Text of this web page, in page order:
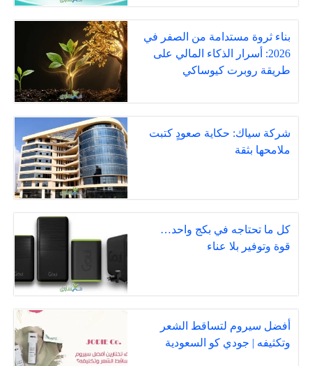
بناء ثروة مستدامة من الصفر في
2026: أسرار الذكاء المالي على
طريقة روبرت كيوساكي
شركة سياك: حكاية صعودٍ كتبت
ملامحها بثقة
كل ما تحتاجه في بكج واحد…
قوة وتوفير بلا عناء
أفضل سيروم لتساقط الشعر
وتكثيفه | جودي كو السعودية